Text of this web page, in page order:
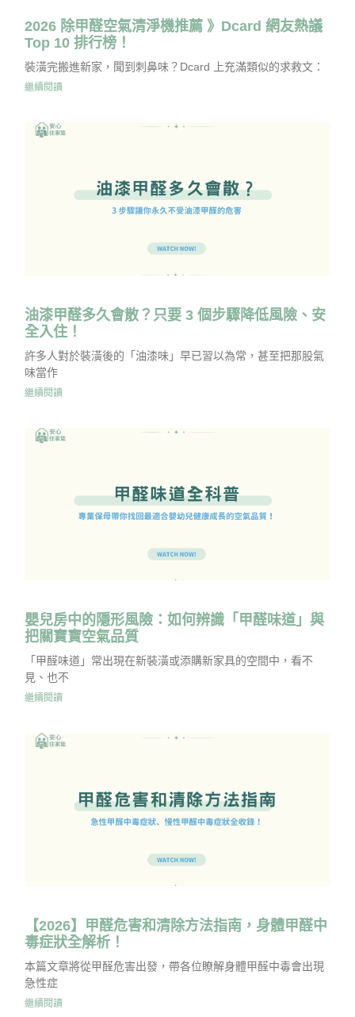
2026 除甲醛空氣清淨機推薦 》Dcard 網友熱議
Top 10 排行榜！
裝潢完搬進新家，聞到刺鼻味？Dcard 上充滿類似的求救文：
繼續閱讀
油漆甲醛多久會散？只要 3 個步驟降低風險、安
全入住！
許多人對於裝潢後的「油漆味」早已習以為常，甚至把那股氣
味當作
繼續閱讀
嬰兒房中的隱形風險：如何辨識「甲醛味道」與
把關寶寶空氣品質
「甲醛味道」常出現在新裝潢或添購新家具的空間中，看不
見、也不
繼續閱讀
【2026】甲醛危害和清除方法指南，身體甲醛中
毒症狀全解析！
本篇文章將從甲醛危害出發，帶各位瞭解身體甲醛中毒會出現
急性症
繼續閱讀